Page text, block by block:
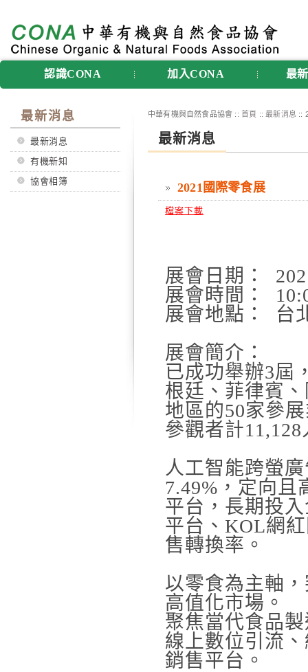
認識CONA 加入CONA 最
最新消息
最新消息
有機新知
協會相簿
中華有機與自然食品協會 :: 首頁 ::最新消息 ::
最新消息
2021國際零食展
檔案下載
展會日期：
展會時間：
展會地點：
台
展會簡介：
已成功舉辦3屆
根廷、菲律賓
地區的50家參
參觀者計11,128
人工智能跨螢
7.49% ，定向
平台，長期投
平台、 KOL網
售轉換率。
以零食為主軸
高值化市場。
聚焦當代食品
線上數位引流
銷售平台。